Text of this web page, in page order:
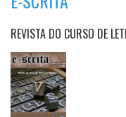
REVISTA DO CURSO DE